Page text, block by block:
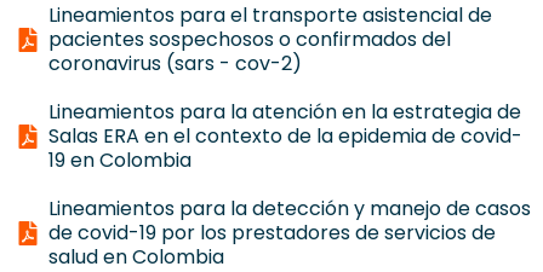
Lineamientos para el transporte asistencial de
pacientes sospechosos o confirmados del
coronavirus (sars - cov-2)
Lineamientos para la atención en la estrategia de
Salas ERA en el contexto de la epidemia de covid-
19 en Colombia
Lineamientos para la detección y manejo de casos
de covid-19 por los prestadores de servicios de
salud en Colombia